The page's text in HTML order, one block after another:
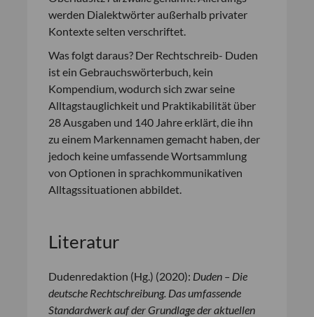
werden Dialektwörter außerhalb privater
Kontexte selten verschriftet.
Was folgt daraus? Der Rechtschreib- Duden
ist ein Gebrauchswörterbuch, kein
Kompendium, wodurch sich zwar seine
Alltagstauglichkeit und Praktikabilität über
28 Ausgaben und 140 Jahre erklärt, die ihn
zu einem Markennamen gemacht haben, der
jedoch keine umfassende Wortsammlung
von Optionen in sprachkommunikativen
Alltagssituationen abbildet.
Literatur
Dudenredaktion (Hg.) (2020): Duden – Die
deutsche Rechtschreibung. Das umfassende
Standardwerk auf der Grundlage der aktuellen